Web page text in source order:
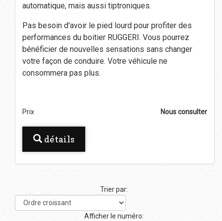
automatique, mais aussi tiptroniques.
Pas besoin d'avoir le pied lourd pour profiter des
performances du boitier RUGGERI. Vous pourrez
bénéficier de nouvelles sensations sans changer
votre façon de conduire. Votre véhicule ne
consommera pas plus.
Prix Nous consulter
détails
Trier par:
Afficher le numéro: